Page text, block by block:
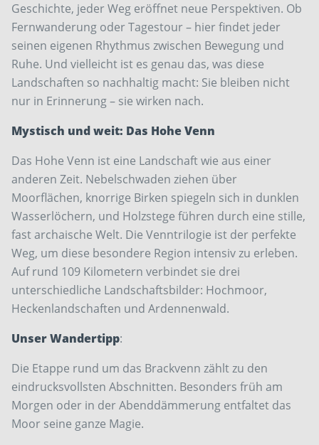
Geschichte, jeder Weg eröffnet neue Perspektiven. Ob
Fernwanderung oder Tagestour – hier findet jeder
seinen eigenen Rhythmus zwischen Bewegung und
Ruhe. Und vielleicht ist es genau das, was diese
Landschaften so nachhaltig macht: Sie bleiben nicht
nur in Erinnerung – sie wirken nach.
Mystisch und weit: Das Hohe Venn
Das Hohe Venn ist eine Landschaft wie aus einer
anderen Zeit. Nebelschwaden ziehen über
Moorflächen, knorrige ­Birken spiegeln sich in dunklen
Wasserlöchern, und Holzstege führen durch ­eine stille,
fast archaische Welt. Die Venntrilogie ist der perfekte
Weg, um diese besondere Region intensiv zu ­erleben.
Auf rund 109 Kilometern ­ver­bindet sie drei
unterschiedliche ­Landschaftsbilder: Hochmoor,
Heckenlandschaften und Ardennenwald.
Unser Wandertipp:
Die Etappe rund um das Brackvenn zählt zu den
eindrucksvollsten Abschnitten. Besonders früh am
Morgen oder in der Abenddämmerung entfaltet das
Moor seine ganze Magie.